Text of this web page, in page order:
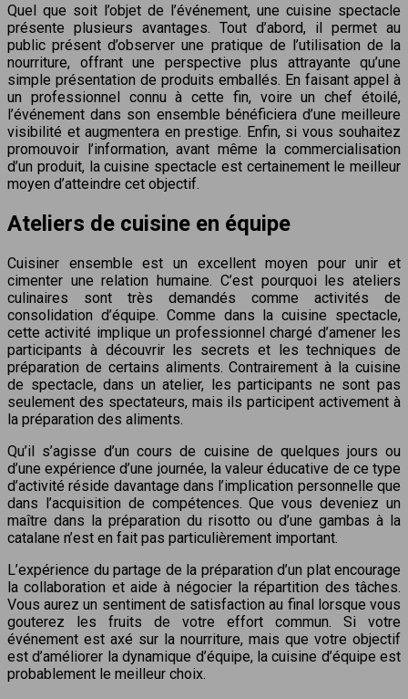
Quel que soit l’objet de l’événement, une cuisine spectacle
présente plusieurs avantages. Tout d’abord, il permet au
public présent d’observer une pratique de l’utilisation de la
nourriture, offrant une perspective plus attrayante qu’une
simple présentation de produits emballés. En faisant appel à
un professionnel connu à cette fin, voire un chef étoilé,
l’événement dans son ensemble bénéficiera d’une meilleure
visibilité et augmentera en prestige. Enfin, si vous souhaitez
promouvoir l’information, avant même la commercialisation
d’un produit, la cuisine spectacle est certainement le meilleur
moyen d’atteindre cet objectif.
Ateliers de cuisine en équipe
Cuisiner ensemble est un excellent moyen pour unir et
cimenter une relation humaine. C’est pourquoi les ateliers
culinaires sont très demandés comme activités de
consolidation d’équipe. Comme dans la cuisine spectacle,
cette activité implique un professionnel chargé d’amener les
participants à découvrir les secrets et les techniques de
préparation de certains aliments. Contrairement à la cuisine
de spectacle, dans un atelier, les participants ne sont pas
seulement des spectateurs, mais ils participent activement à
la préparation des aliments.
Qu’il s’agisse d’un cours de cuisine de quelques jours ou
d’une expérience d’une journée, la valeur éducative de ce type
d’activité réside davantage dans l’implication personnelle que
dans l’acquisition de compétences. Que vous deveniez un
maître dans la préparation du risotto ou d’une gambas à la
catalane n’est en fait pas particulièrement important.
L’expérience du partage de la préparation d’un plat encourage
la collaboration et aide à négocier la répartition des tâches.
Vous aurez un sentiment de satisfaction au final lorsque vous
gouterez les fruits de votre effort commun. Si votre
événement est axé sur la nourriture, mais que votre objectif
est d’améliorer la dynamique d’équipe, la cuisine d’équipe est
probablement le meilleur choix.